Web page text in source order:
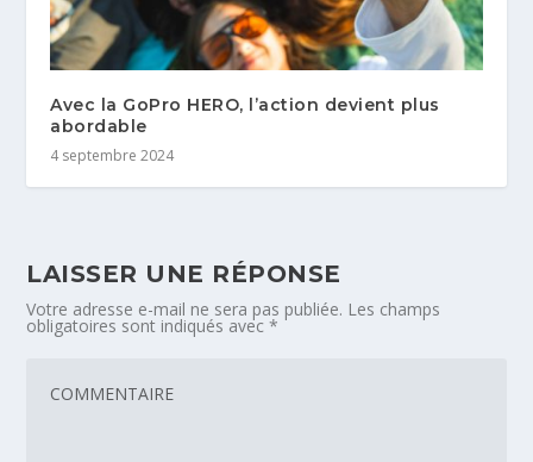
Avec la GoPro HERO, l’action devient plus
abordable
4 septembre 2024
LAISSER UNE RÉPONSE
Votre adresse e-mail ne sera pas publiée. Les champs
obligatoires sont indiqués avec*